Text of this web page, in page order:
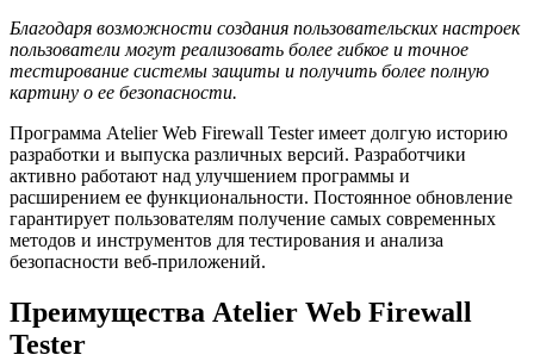
Благодаря возможности создания пользовательских настроек
пользователи могут реализовать более гибкое и точное
тестирование системы защиты и получить более полную
картину о ее безопасности.
Программа Atelier Web Firewall Tester имеет долгую историю
разработки и выпуска различных версий. Разработчики
активно работают над улучшением программы и
расширением ее функциональности. Постоянное обновление
гарантирует пользователям получение самых современных
методов и инструментов для тестирования и анализа
безопасности веб-приложений.
Преимущества Atelier Web Firewall
Tester